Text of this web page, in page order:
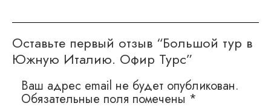
Оставьте первый отзыв “Большой тур в
Южную Италию. Офир Турс”
Ваш адрес email не будет опубликован.
Обязательные поля помечены *